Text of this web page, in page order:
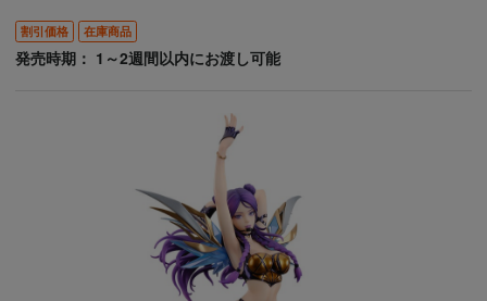
割引価格 在庫商品
発売時期： 1～2週間以内にお渡し可能